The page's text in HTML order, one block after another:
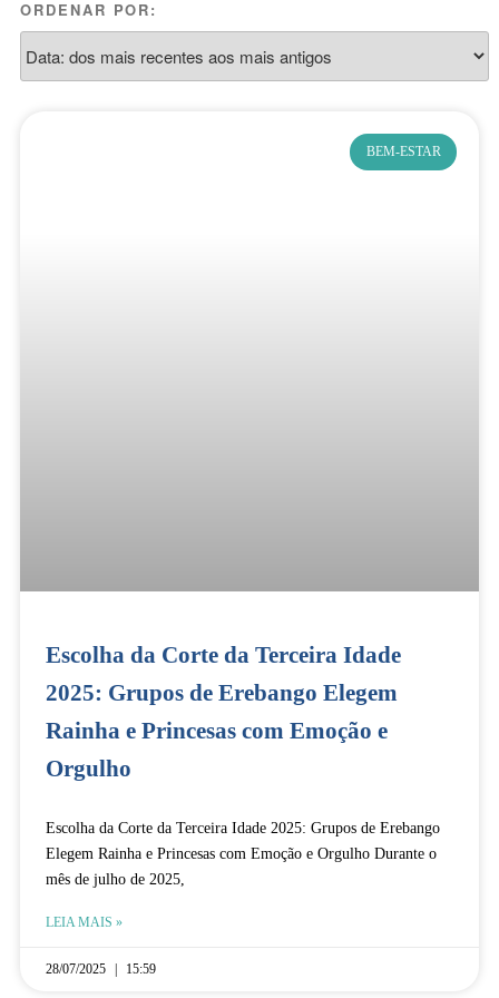
ORDENAR POR:
BEM-ESTAR
Escolha da Corte da Terceira Idade
2025: Grupos de Erebango Elegem
Rainha e Princesas com Emoção e
Orgulho
Escolha da Corte da Terceira Idade 2025: Grupos de Erebango
Elegem Rainha e Princesas com Emoção e Orgulho Durante o
mês de julho de 2025,
LEIA MAIS »
28/07/2025 15:59